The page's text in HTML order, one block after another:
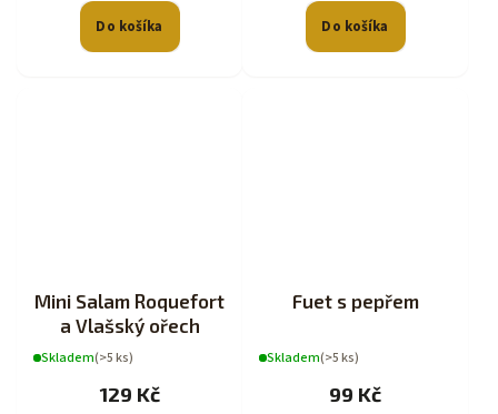
Do košíka Do košíka
Mini Salam Roquefort
a Vlašský ořech
Skladem(>5 ks)
129 Kč
Fuet s pepřem
Skladem(>5 ks)
99 Kč